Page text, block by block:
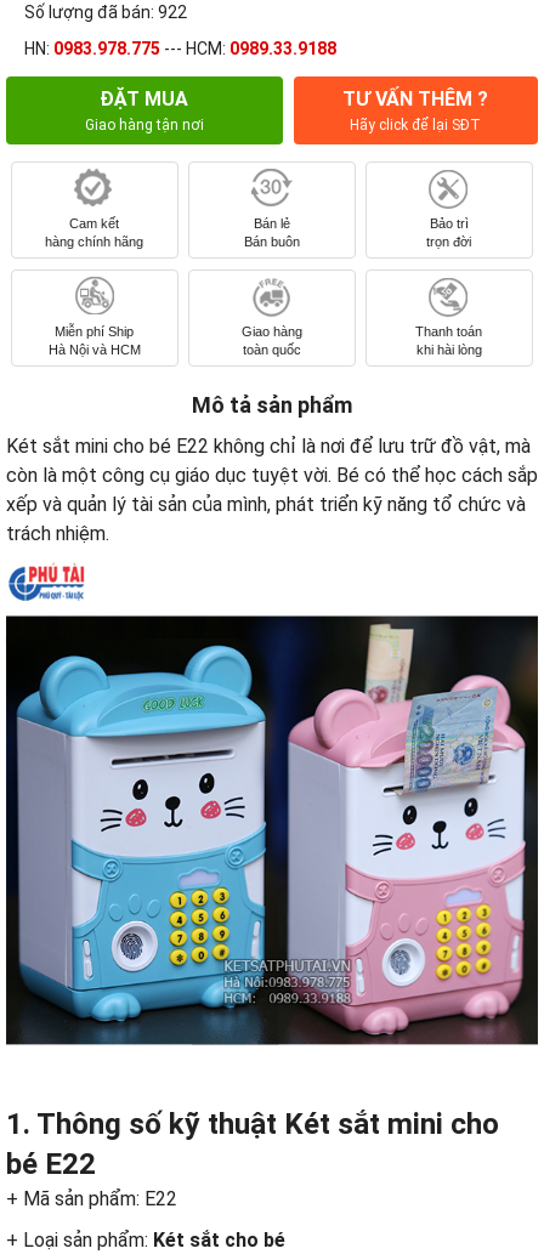
Số lượng đã bán: 922
HN: 0983.978.775 --- HCM: 0989.33.9188
ĐẶT MUA
Giao hàng tận nơi
TƯ VẤN THÊM ?
Hãy click để lại SĐT
Cam kết
hàng chính hãng
Bán lẻ
Bán buôn
Bảo trì
trọn đời
Miễn phí Ship
Hà Nội và HCM
Giao hàng
toàn quốc
Thanh toán
khi hài lòng
Mô tả sản phẩm
Két sắt mini cho bé E22 không chỉ là nơi để lưu trữ đồ vật, mà
còn là một công cụ giáo dục tuyệt vời. Bé có thể học cách sắp
xếp và quản lý tài sản của mình, phát triển kỹ năng tổ chức và
trách nhiệm.
1. Thông số kỹ thuật Két sắt mini cho
bé E22
+ Mã sản phẩm: E22
+ Loại sản phẩm: Két sắt cho bé